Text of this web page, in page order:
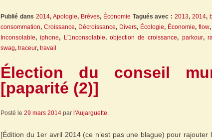
Publié dans 2014,Apologie, Brèves, Économie Tagués avec : 2013, 2014,
consommation,Croissance, Décroissance, Divers, Écologie, Économie, flow
Inconsolable,iphone, L'1nconsolable, objection de croissance, parkour,
swag,traceur,travail
Élection du conseil
[paparité (2)]
Posté le29 mars 2014 par l'Aujarguette
[Édition du 1er avril 2014 (ce n’est pas une blague) pour rajouter